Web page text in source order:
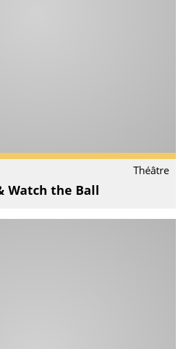
Théâtre
Watch the Ball